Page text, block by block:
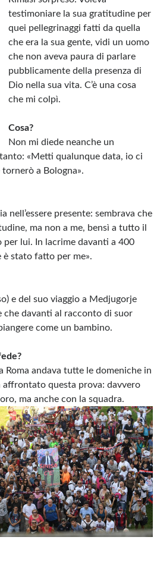
testimoniare la sua gratitudine per
quei pellegrinaggi fatti da quella
che era la sua gente, vidi un uomo
che non aveva paura di parlare
pubblicamente della presenza di
Dio nella sua vita. C’è una cosa
che mi colpì.
Cosa?
Non mi diede neanche un
«Metti qualunque data, io ci
a Bologna».
nell’essere presente: sembrava che
ma non a me, bensì a tutto il
per lui. In lacrime davanti a 400
è stato fatto per me».
e del suo viaggio a Medjugorje
che davanti al racconto di suor
come un bambino.
Roma andava tutte le domeniche in
affrontato questa prova: davvero
ma anche con la squadra.